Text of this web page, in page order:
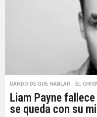
DANDO DE QUE HABLAR ,EL
Liam Payne
se queda con su